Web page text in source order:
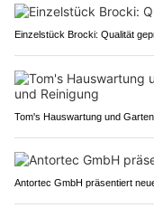
Einzelstück Brocki: Qualität
Tom's Hauswartung und
Antortec GmbH präsentiert